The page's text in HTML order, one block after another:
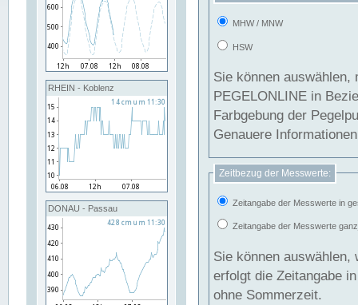
RHEIN - Koblenz
DONAU - Passau
MHW / MNW
HSW
Sie können
PEGELONLINE in Beziehung
Farbgebung der
Genauere
Zeitbezug der Messwerte:
Zeitangabe der Messwerte in
Zeitangabe der Messwerte
Sie können auswählen,
erfolgt die Zeitangabe
ohne Sommerzeit.